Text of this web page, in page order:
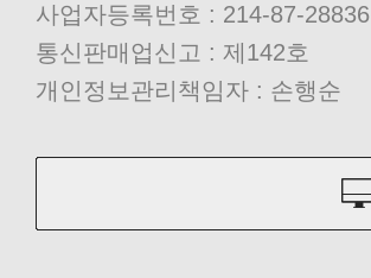
사업자등록번호 : 214-87-28836
통신판매업신고 : 제142호
개인정보관리책임자 : 손행순